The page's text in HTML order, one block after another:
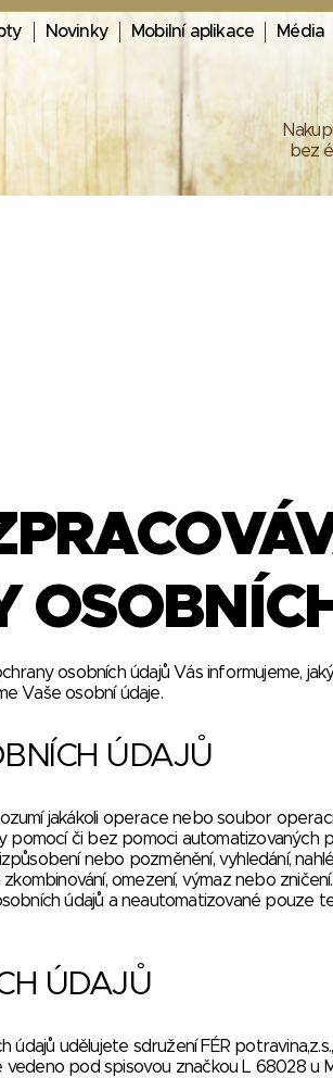
Novinky Mobilní aplikace Média
bez
osobních údajů Vás informujeme,
Vaše osobní údaje.
ÚDAJŮ
jakákoli operace nebo soubor
či bez pomoci automatizovaných
nebo pozměnění, vyhledání,
omezení, výmaz nebo
údajů a neautomatizované pouze
ÚDAJŮ
údajů udělujete sdružení FÉR
vedeno pod spisovou značkou L 68028 u